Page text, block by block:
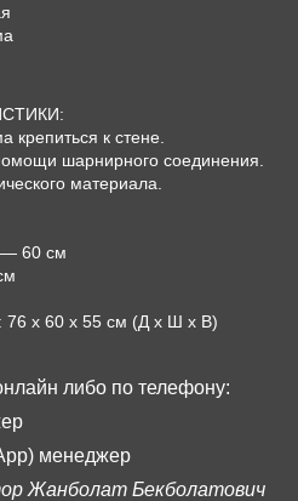
к стене.
шарнирного соединения.
материала.
60 см
х 60 х 55 см (Д х Ш х В)
либо по телефону:
) менеджер
Жанболат Бекболатович